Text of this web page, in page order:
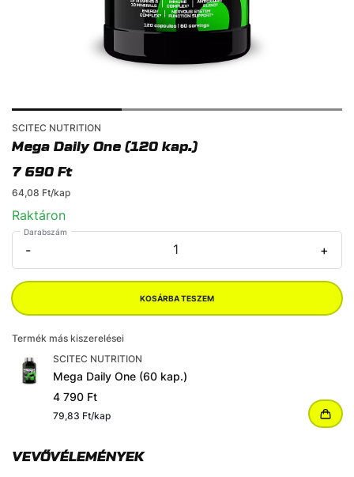
SCITEC NUTRITION
Mega Daily One (120 kap.)
7 690 Ft
64,08 Ft/kap
Raktáron
Darabszám
- 1 +
KOSÁRBA TESZEM
Termék más kiszerelései
SCITEC NUTRITION
Mega Daily One (60 kap.)
4 790 Ft
79,83 Ft/kap
VEVŐVÉLEMÉNYEK